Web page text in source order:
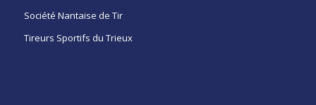
Société Nantaise de Tir
Tireurs Sportifs du Trieux